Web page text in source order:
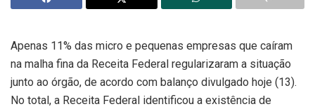
Apenas 11% das micro e pequenas empresas que caíram
na malha fina da Receita Federal regularizaram a situação
junto ao órgão, de acordo com balanço divulgado hoje (13).
No total, a Receita Federal identificou a existência de